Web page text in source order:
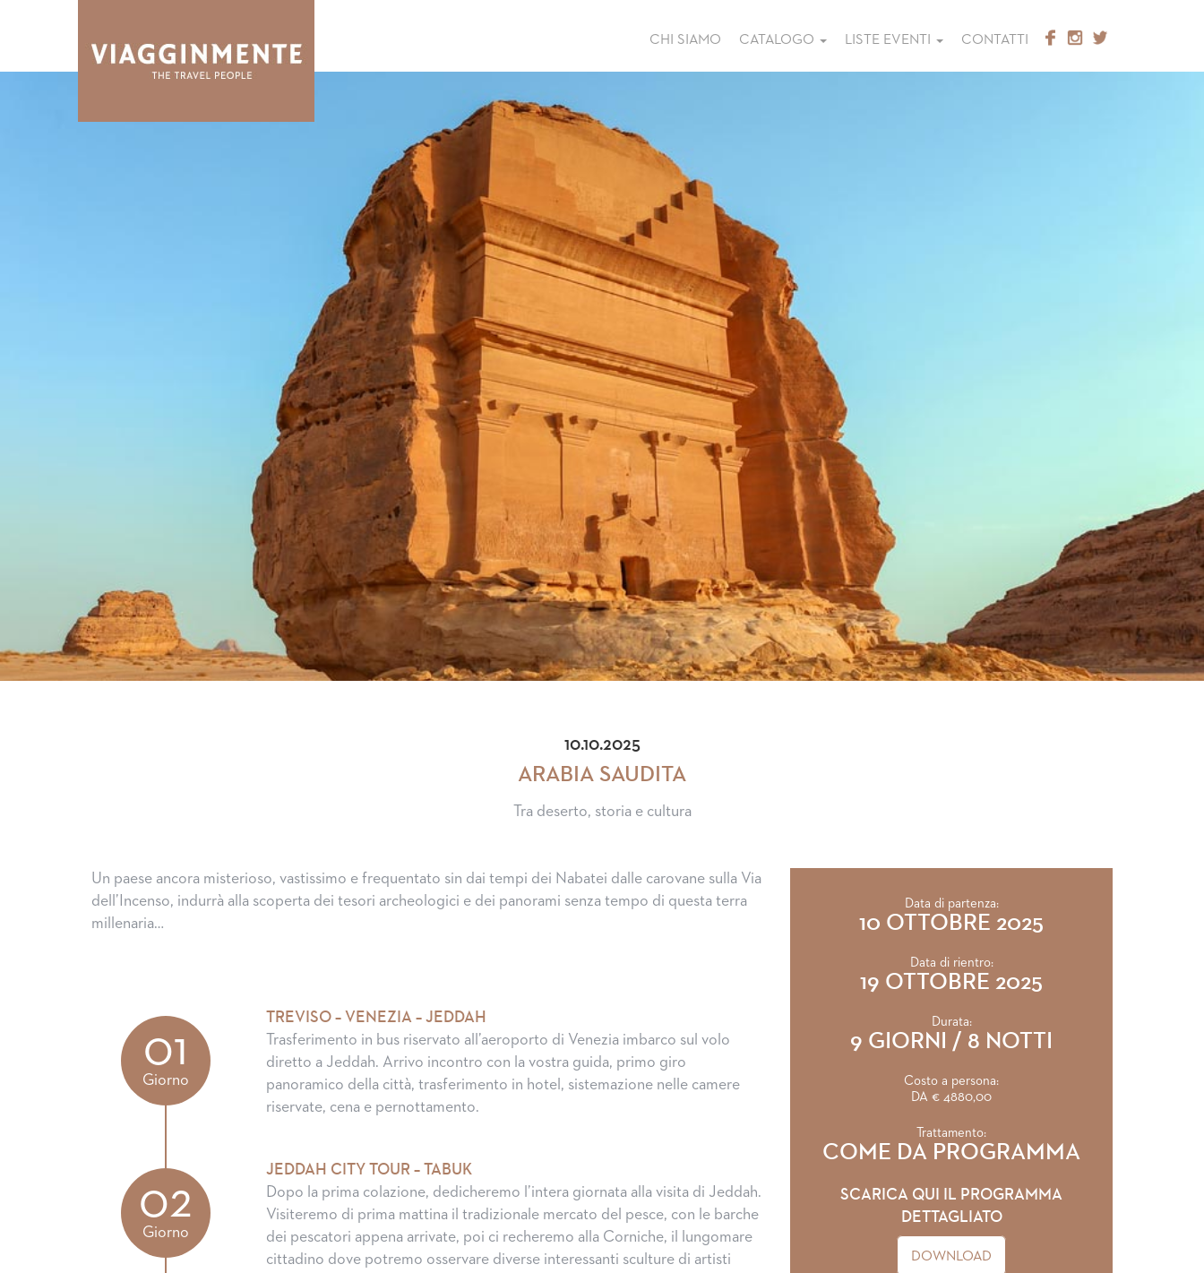
CHI SIAMO CATALOGO LISTE EVENTI CONTATTI
10.10.2025
ARABIA SAUDITA
Tra deserto, storia e cultura
Un paese ancora misterioso, vastissimo e frequentato sin dai tempi dei Nabatei dalle carovane sulla Via
dell’Incenso, indurrà alla scoperta dei tesori archeologici e dei panorami senza tempo di questa terra
millenaria…
01
Giorno
TREVISO – VENEZIA – JEDDAH
Trasferimento in bus riservato all’aeroporto di Venezia imbarco sul volo
diretto a Jeddah. Arrivo incontro con la vostra guida, primo giro
panoramico della città, trasferimento in hotel, sistemazione nelle camere
riservate, cena e pernottamento.
02
Giorno
JEDDAH CITY TOUR – TABUK
Dopo la prima colazione, dedicheremo l’intera giornata alla visita di Jeddah.
Visiteremo di prima mattina il tradizionale mercato del pesce, con le barche
dei pescatori appena arrivate, poi ci recheremo alla Corniche, il lungomare
cittadino dove potremo osservare diverse interessanti sculture di artisti
Data di partenza:
10 OTTOBRE 2025
Data di rientro:
19 OTTOBRE 2025
Durata:
9 GIORNI / 8 NOTTI
Costo a persona:
DA € 4880,00
Trattamento:
COME DA PROGRAMMA
SCARICA QUI IL PROGRAMMA
DETTAGLIATO
DOWNLOAD